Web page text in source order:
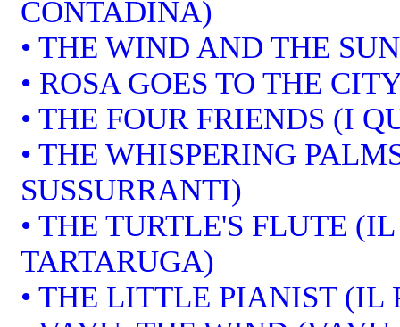
CONTADINA)
• THE WIND AND THE
• ROSA GOES TO THE
• THE FOUR FRIENDS (I
• THE WHISPERING
SUSSURRANTI)
• THE TURTLE'S FLUTE
TARTARUGA)
• THE LITTLE PIANIST (IL